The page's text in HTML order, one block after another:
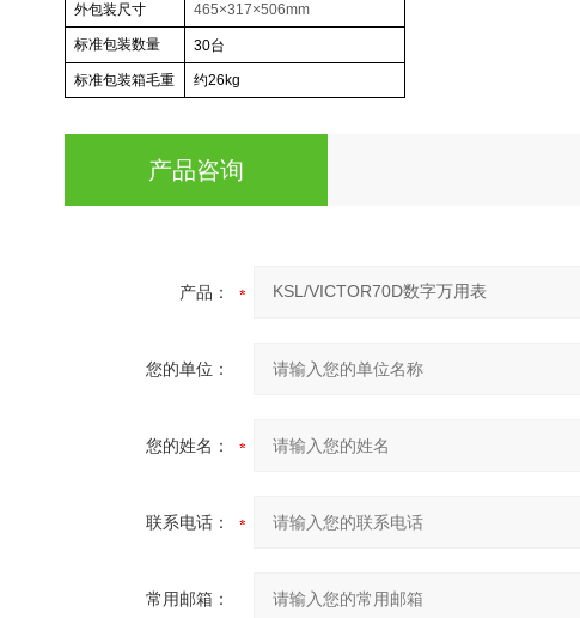
外包装尺寸 465×317×506mm
标准包装数量 30台
标准包装箱毛重 约26kg
产品咨询
产品：
您的单位：
您的姓名：
联系电话：
常用邮箱：